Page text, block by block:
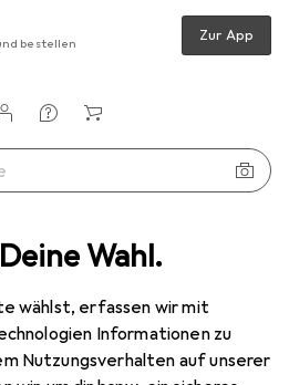
Wahl.
wählst, erfassen wir mit
Informationen zu
Nutzungsverhalten auf unserer
bestellen Zur App
5ms 250cd/m² Lautsprecher P...
4 Bilder